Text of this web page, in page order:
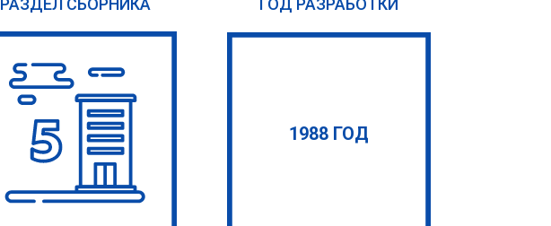
РАЗДЕЛ СБОРНИКА ГОД РАЗРАБОТКИ
1988 ГОД